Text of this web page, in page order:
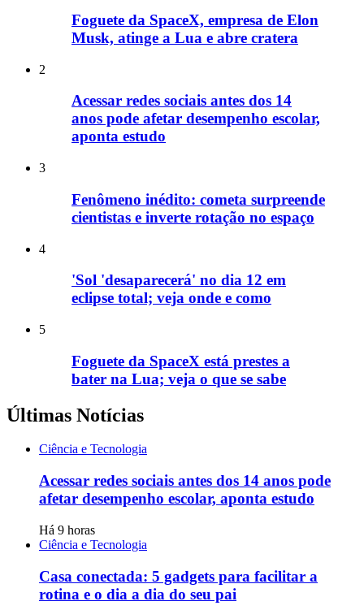
Foguete da SpaceX, empresa de Elon
Musk, atinge a Lua e abre cratera
2
Acessar redes sociais antes dos 14
anos pode afetar desempenho escolar,
aponta estudo
3
Fenômeno inédito: cometa surpreende
cientistas e inverte rotação no espaço
4
'Sol 'desaparecerá' no dia 12 em
eclipse total; veja onde e como
5
Foguete da SpaceX está prestes a
bater na Lua; veja o que se sabe
Últimas Notícias
Ciência e Tecnologia
Acessar redes sociais antes dos 14 anos pode
afetar desempenho escolar, aponta estudo
Há 9 horas
Ciência e Tecnologia
Casa conectada: 5 gadgets para facilitar a
rotina e o dia a dia do seu pai